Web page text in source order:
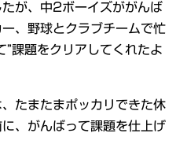
が、中2ボーイズががんば
、野球とクラブチームで忙
”課題をクリアしてくれたよ
たまたまポッカリできた休
、がんばって課題を仕上げ